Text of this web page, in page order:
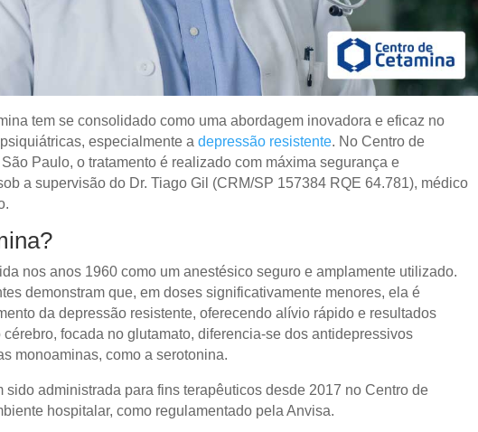
tem se consolidado como uma abordagem inovadora e eficaz no
especialmente a depressão resistente. No Centro de
Paulo, o tratamento é realizado com máxima segurança e
a supervisão do Dr. Tiago Gil (CRM/SP 157384 RQE 64.781), médico
nos anos 1960 como um anestésico seguro e amplamente utilizado.
demonstram que, em doses significativamente menores, ela é
da depressão resistente, oferecendo alívio rápido e resultados
focada no glutamato, diferencia-se dos antidepressivos
monoaminas, como a serotonina.
sido administrada para fins terapêuticos desde 2017 no Centro de
hospitalar, como regulamentado pela Anvisa.